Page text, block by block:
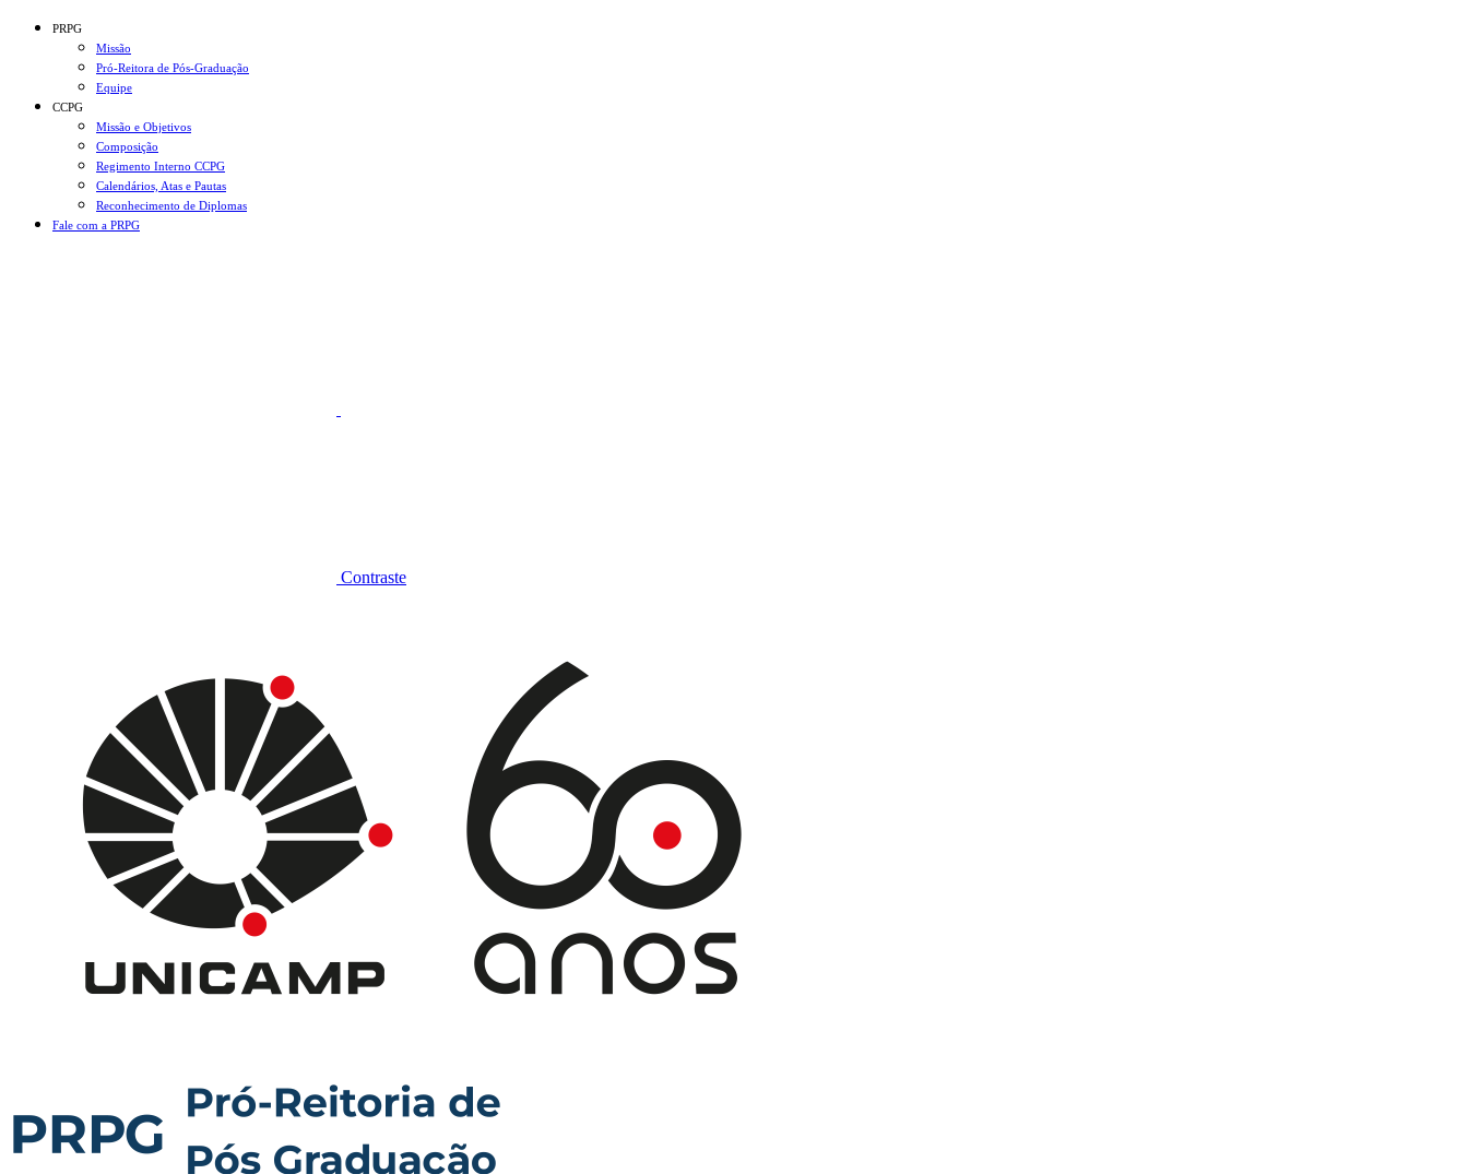
Conteúdo principal
PRPG
Missão
Pró-Reitora de Pós-Graduação
Equipe
CCPG
Missão e Objetivos
Composição
Regimento Interno CCPG
Calendários, Atas e Pautas
Reconhecimento de Diplomas
Fale com a PRPG
Contraste